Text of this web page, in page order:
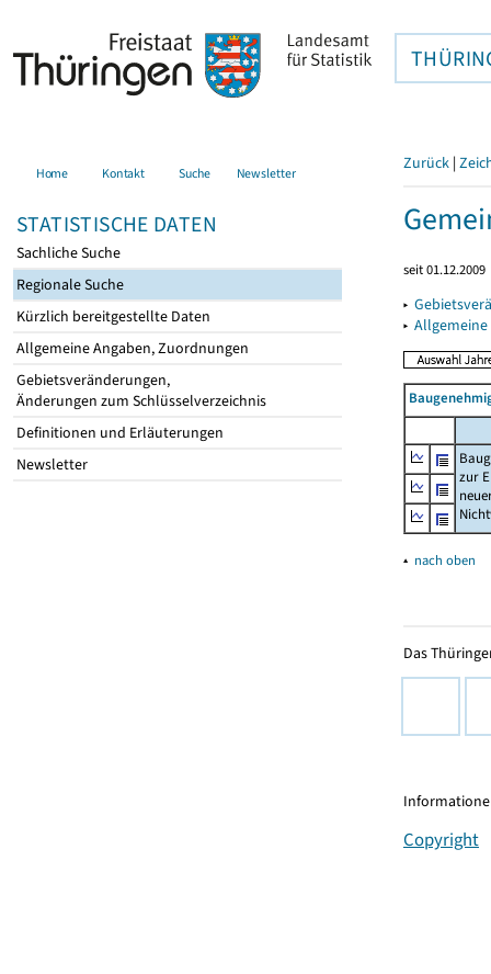
Home Kontakt Suche Newsletter
STATISTISCHE DATEN
Sachliche Suche
Regionale Suche
Kürzlich bereitgestellte Daten
Allgemeine Angaben, Zuordnungen
Gebietsveränderungen,
Änderungen zum Schlüsselverzeichnis
Definitionen und Erläuterungen
Newsletter
Zurück |
seit 01.12.2009
▸
▸
zur
▴ nach oben
Das
Copyright